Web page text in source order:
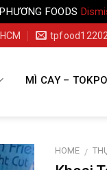
FOODS
MÌ CAY –
HOME /